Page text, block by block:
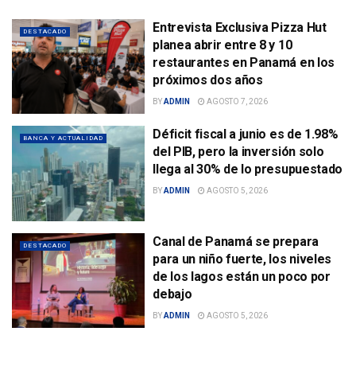
DESTACADO
Entrevista Exclusiva Pizza Hut
planea abrir entre 8 y 10
restaurantes en Panamá en los
próximos dos años
BYADMIN AGOSTO 7, 2026
BANCA Y ACTUALIDAD
Déficit fiscal a junio es de 1.98%
del PIB, pero la inversión solo
llega al 30% de lo presupuestado
BYADMIN AGOSTO 5, 2026
DESTACADO
Canal de Panamá se prepara
para un niño fuerte, los niveles
de los lagos están un poco por
debajo
BYADMIN AGOSTO 5, 2026